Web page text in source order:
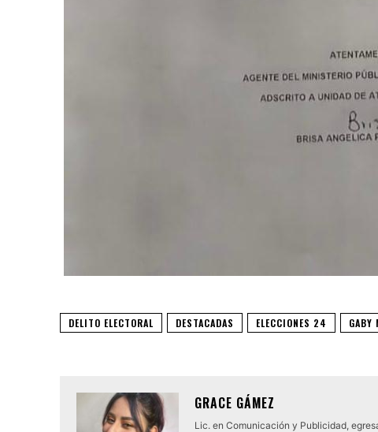
DELITO ELECTORAL DESTACADAS ELECCIONES 24 GABY
GRACE GÁMEZ
Lic. en Comunicación y Publicidad,